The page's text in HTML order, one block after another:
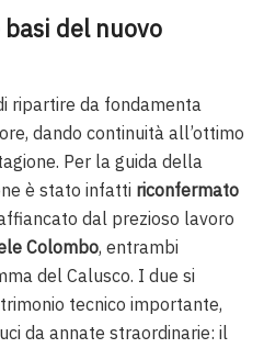
del nuovo
ripartire da fondamenta
dando continuità all’ottimo
Per la guida della
è stato infatti riconfermato
dal prezioso lavoro
Colombo, entrambi
del Calusco. I due si
tecnico importante,
da annate straordinarie: il